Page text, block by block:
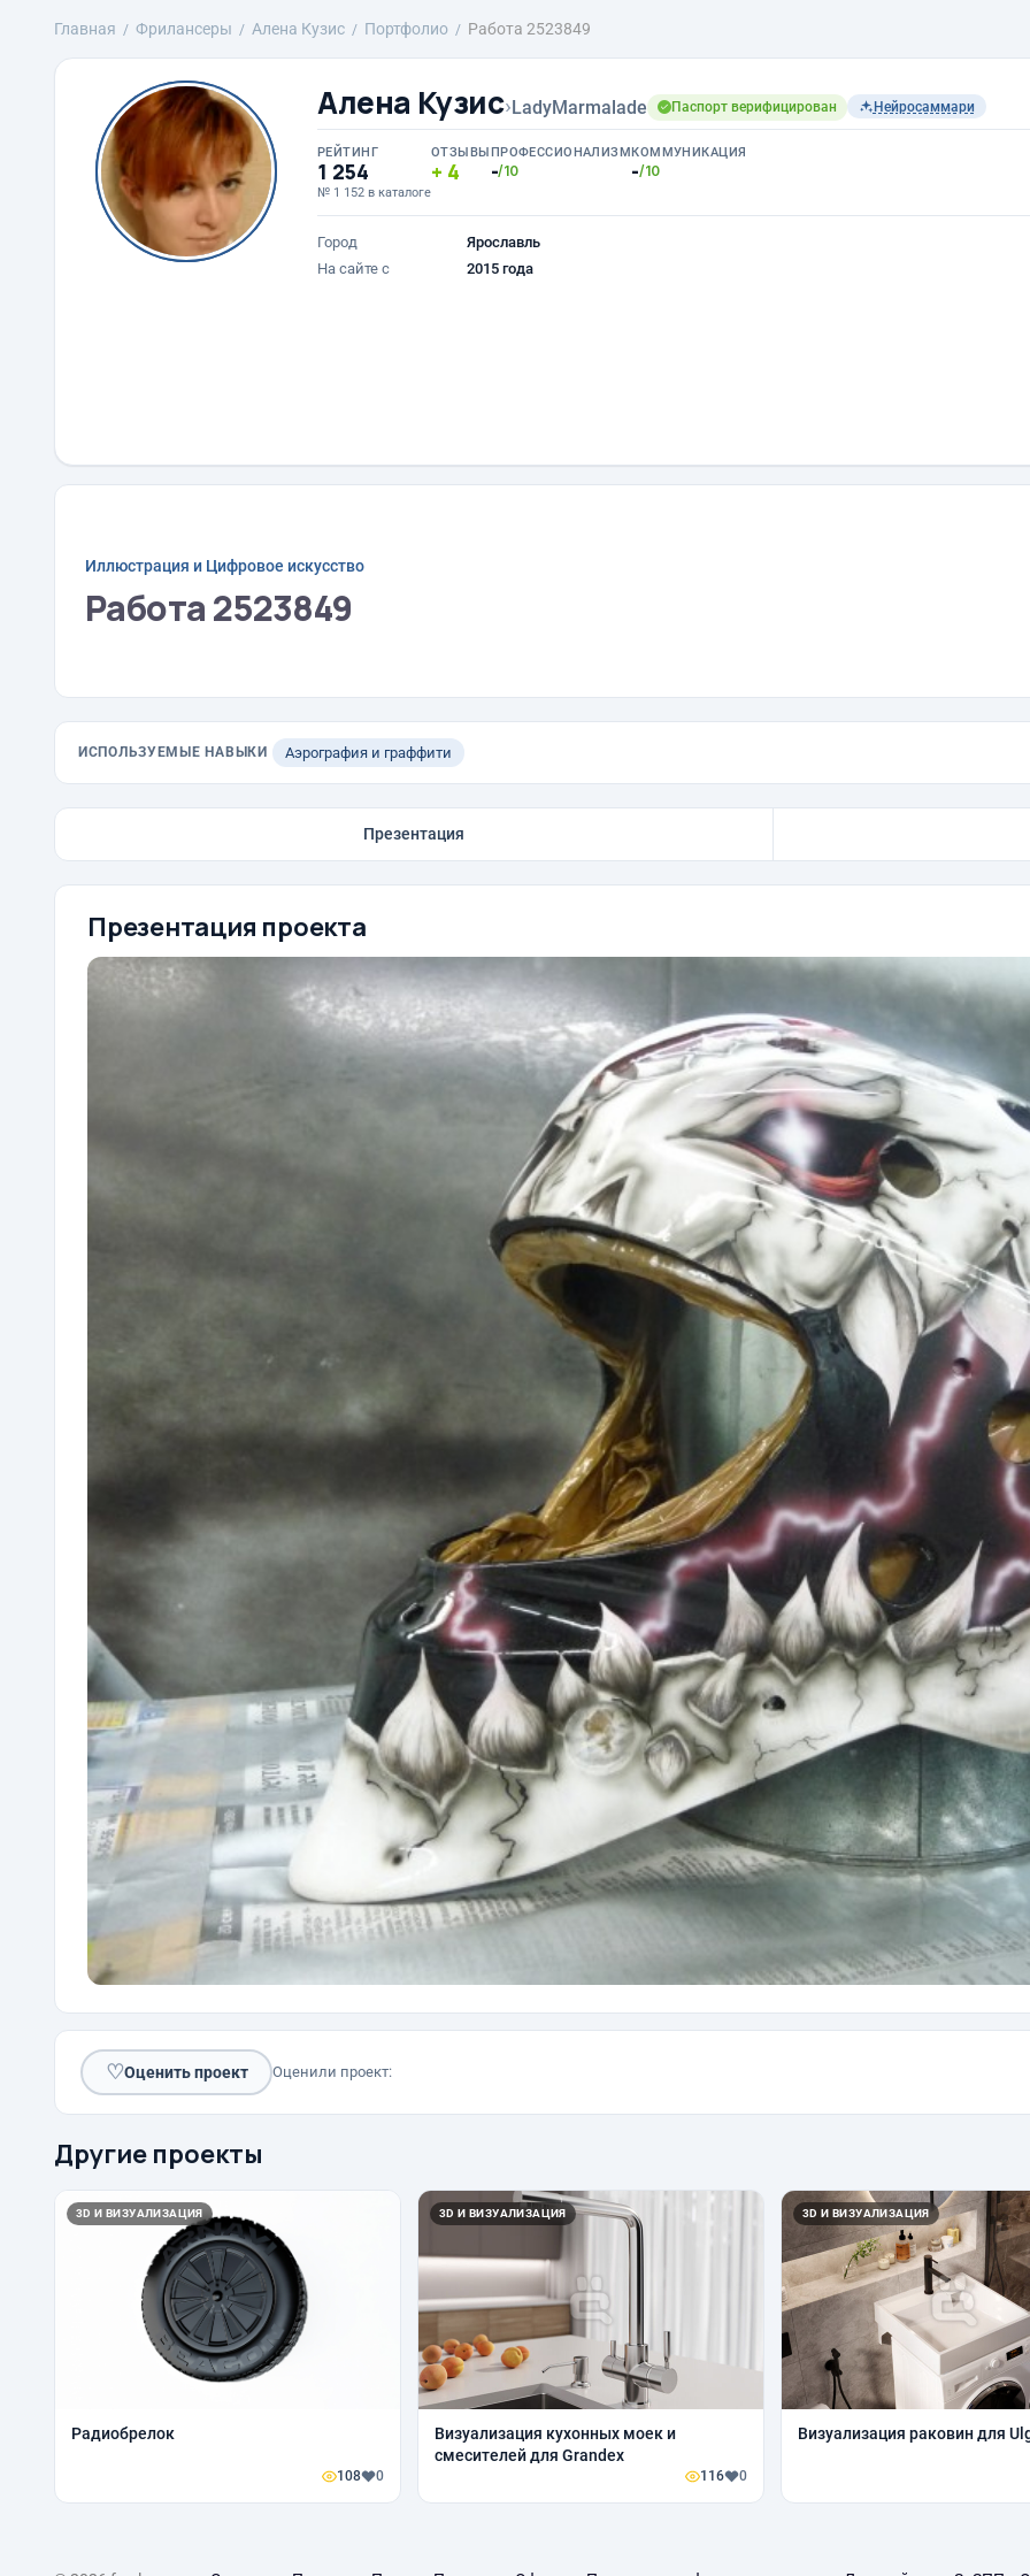
Главная Фрилансеры Алена Кузис Портфолио Работа 2523849
Алена Кузис›LadyMarmalade Паспорт верифицирован Нейросаммари
РЕЙТИНГ
1 254
№ 1 152 в каталоге
ОТЗЫВЫ
4
ПРОФЕССИОНАЛИЗМ
-/10
КОММУНИКАЦИЯ
-/10
Город
Ярославль
На сайте с
2015 года
Иллюстрация и Цифровое искусство
Работа 2523849
ИСПОЛЬЗУЕМЫЕ НАВЫКИ Аэрография и граффити
Презентация
Презентация проекта
♡Оценить проект Оценили проект:
Другие проекты
3D И ВИЗУАЛИЗАЦИЯ
Радиобрелок
108 0
3D И ВИЗУАЛИЗАЦИЯ
Визуализация кухонных моек и
смесителей для Grandex
116 0
3D И ВИЗУАЛИЗАЦИЯ
Визуализация раковин для